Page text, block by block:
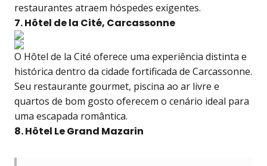
restaurantes atraem hóspedes exigentes.
7. Hôtel de la Cité, Carcassonne
O Hôtel de la Cité oferece uma experiência distinta e
histórica dentro da cidade fortificada de Carcassonne.
Seu restaurante gourmet, piscina ao ar livre e
quartos de bom gosto oferecem o cenário ideal para
uma escapada romântica.
8. Hôtel Le Grand Mazarin